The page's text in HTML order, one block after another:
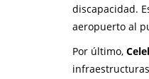
discapacidad.
aeropuerto al
Por último,